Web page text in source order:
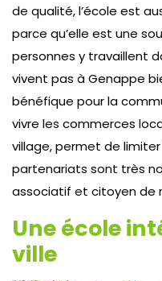
de qualité, l’école est
parce qu’elle est une
personnes y travaillent
vivent pas à Genappe
bénéfique pour la
vivre les commerces
village, permet de
partenariats sont très
associatif et citoyen de
Une école
ville